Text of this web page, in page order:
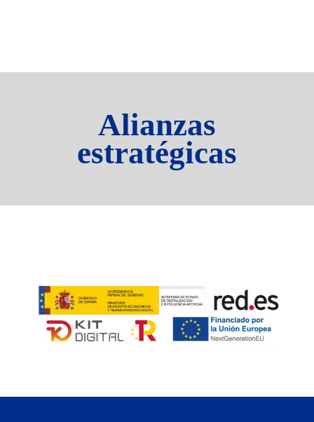
Alianzas
estratégicas